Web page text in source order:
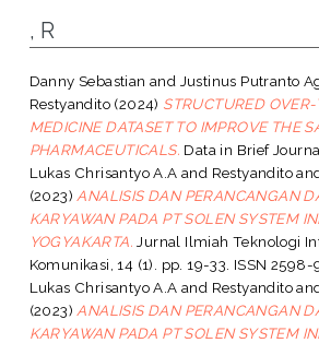
, R
Danny Sebastian and Justinus Putranto
Restyandito (2024) STRUCTURED
MEDICINE DATASET TO IMPROVE THE
PHARMACEUTICALS. Data in Brief
Lukas Chrisantyo A.A and Restyandito
(2023) ANALISIS DAN PERANCANGAN
KARYAWAN PADA PT SOLEN SYSTEM
YOGYAKARTA. Jurnal Ilmiah Teknologi
Komunikasi, 14 (1). pp. 19-33. ISSN 2598-
Lukas Chrisantyo A.A and Restyandito
(2023) ANALISIS DAN PERANCANGAN
KARYAWAN PADA PT SOLEN SYSTEM